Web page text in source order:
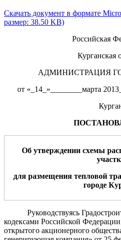
Скачать документ в формате
размер: 38.50 KB)
Российская
Курганская
АДМИНИСТРАЦИЯ
от «_14_»________марта
Об утверждении схемы
для размещения тепловой
городе
Руководствуясь
кодексами Российской
открытого акционерного